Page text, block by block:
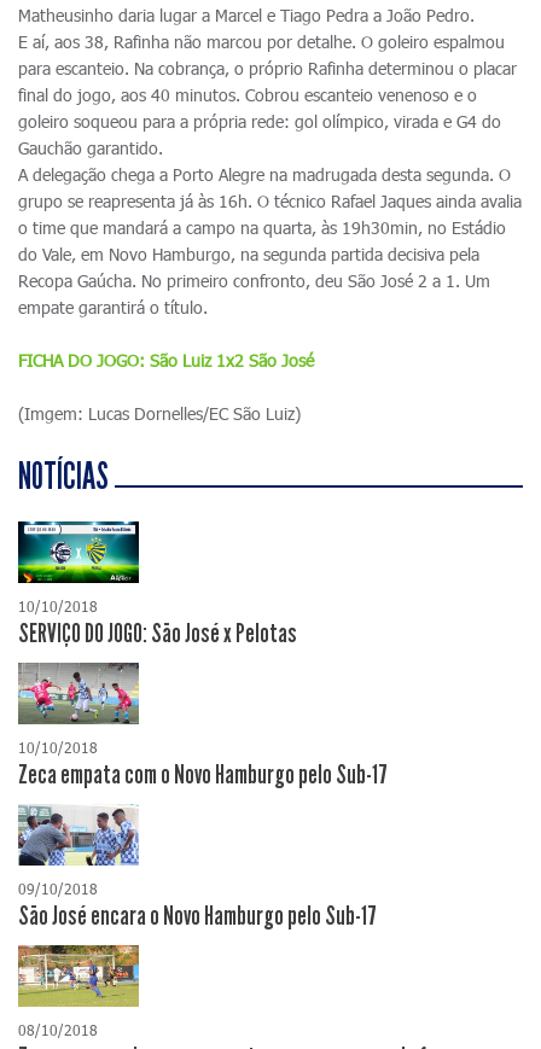
Matheusinho daria lugar a Marcel e Tiago Pedra a João Pedro.
E aí, aos 38, Rafinha não marcou por detalhe. O goleiro espalmou
para escanteio. Na cobrança, o próprio Rafinha determinou o placar
final do jogo, aos 40 minutos. Cobrou escanteio venenoso e o
goleiro soqueou para a própria rede: gol olímpico, virada e G4 do
Gauchão garantido.
A delegação chega a Porto Alegre na madrugada desta segunda. O
grupo se reapresenta já às 16h. O técnico Rafael Jaques ainda avalia
o time que mandará a campo na quarta, às 19h30min, no Estádio
do Vale, em Novo Hamburgo, na segunda partida decisiva pela
Recopa Gaúcha. No primeiro confronto, deu São José 2 a 1. Um
empate garantirá o título.
FICHA DO JOGO: São Luiz 1x2 São José
(Imgem: Lucas Dornelles/EC São Luiz)
NOTÍCIAS
10/10/2018
SERVIÇO DO JOGO: São José x Pelotas
10/10/2018
Zeca empata com o Novo Hamburgo pelo Sub-17
09/10/2018
São José encara o Novo Hamburgo pelo Sub-17
08/10/2018